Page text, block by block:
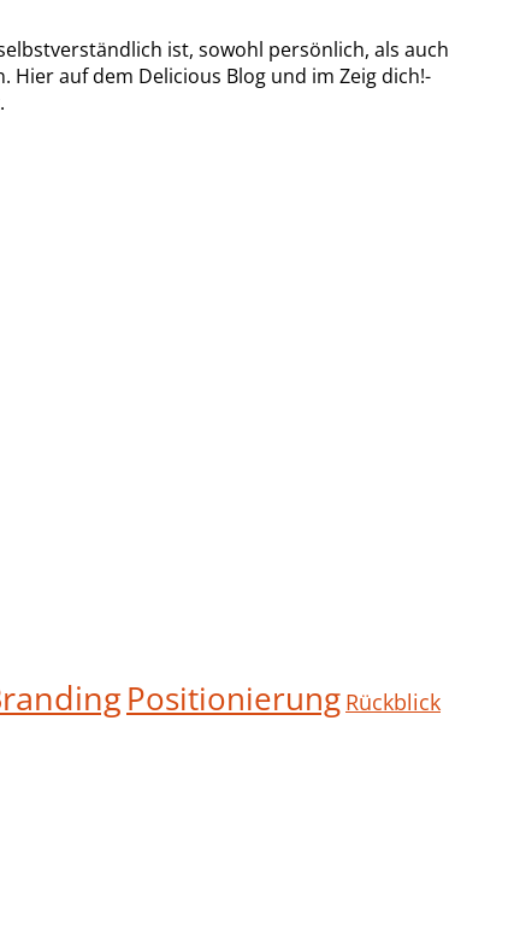
ist, sowohl persönlich, als auch
Hier auf dem Delicious Blog und im Zeig dich!-
Positionierung Rückblick